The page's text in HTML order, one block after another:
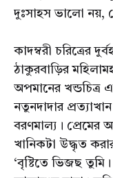
দুঃসাহস ভালো নয়,
কাদম্বরী চরিত্রের
ঠাকুরবাড়ির
অপমানের খন্ডচিত্র
নতুনদাদার
বরণমাল্য। প্রেমের
খানিকটা উদ্ধৃত
‘বৃষ্টিতে ভিজছ